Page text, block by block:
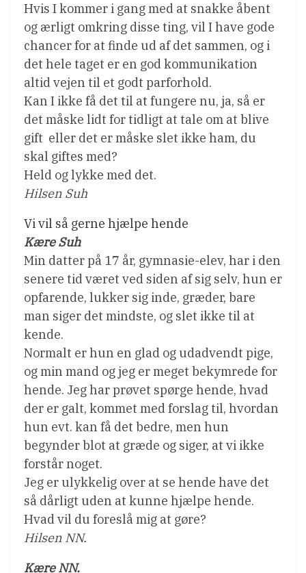
Hvis I kommer i gang med at snakke åbent
og ærligt omkring disse ting, vil I have gode
chancer for at finde ud af det sammen, og i
det hele taget er en god kommunikation
altid vejen til et godt parforhold.
Kan I ikke få det til at fungere nu, ja, så er
det måske lidt for tidligt at tale om at blive
gift  eller det er måske slet ikke ham, du
skal giftes med?
Held og lykke med det.
Hilsen Suh
Vi vil så gerne hjælpe hende
Kære Suh
Min datter på 17 år, gymnasie-elev, har i den
senere tid været ved siden af sig selv, hun er
opfarende, lukker sig inde, græder, bare
man siger det mindste, og slet ikke til at
kende.
Normalt er hun en glad og udadvendt pige,
og min mand og jeg er meget bekymrede for
hende. Jeg har prøvet spørge hende, hvad
der er galt, kommet med forslag til, hvordan
hun evt. kan få det bedre, men hun
begynder blot at græde og siger, at vi ikke
forstår noget.
Jeg er ulykkelig over at se hende have det
så dårligt uden at kunne hjælpe hende.
Hvad vil du foreslå mig at gøre?
Hilsen NN.
Kære NN.